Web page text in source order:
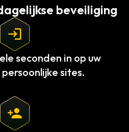
beveiliging
seconden in op uw
sites.